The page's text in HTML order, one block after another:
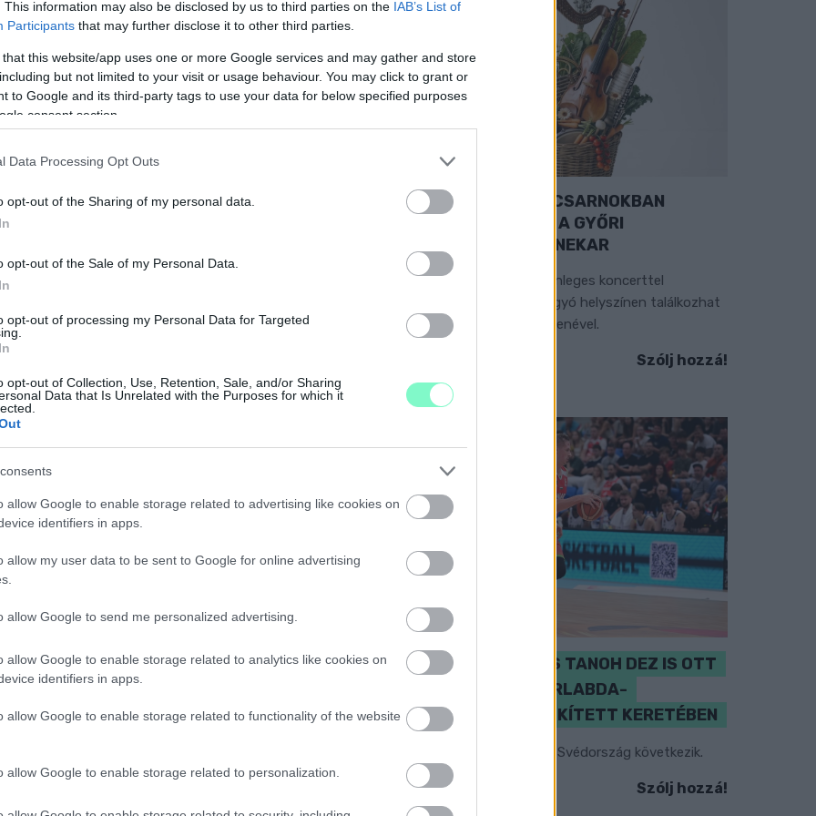
This information may also be disclosed by us to third parties on the IAB’s List of
Participants that may further disclose it to other third parties.
that this website/app uses one or more Google services and may gather and store
but not limited to your visit or usage behaviour. You may click to grant or
to Google and its third-party tags to use your data for below specified purposes
consent section.
Data Processing Opt Outs
opt-out of the Sharing of my personal data.
opt-out of the Sale of my Personal Data.
opt-out of processing my Personal Data for Targeted
opt-out of Collection, Use, Retention, Sale, and/or Sharing
Data that Is Unrelated with the Purposes for which it
allow Google to enable storage related to advertising like cookies on
identifiers in apps.
allow my user data to be sent to Google for online advertising
allow Google to send me personalized advertising.
allow Google to enable storage related to analytics like cookies on
identifiers in apps.
allow Google to enable storage related to functionality of the website
allow Google to enable storage related to personalization.
amit én elképzelek.
a gazdasági és politikai súlya miatt,
bíró kulturális és sportélete, pezsgő
is kemény feladat. Mit gondol, a bulvár
építeni az új munkájába? A
felrázni, frissíteni a Győr Pluszt?
hogy nem pejoratív értelemben kérdezte.
sártól, ami az elmúlt évtizedekben
Sándor terminusát szoktam használni: ez egy
mint tömeg műfaj, kitűnő iskola, és aki ott
EXTRA: A VÁSÁRCSARNOKBAN
NYITJA ÚJ ÉVADÁT A GYŐRI
FILHARMONIKUS ZENEKAR
A „Zenélő piac” című különleges koncerttel
szeptember 7-én rendhagyó helyszínen találkozhat
a közönség a klasszikus zenével.
Szólj hozzá!
PERL, VÁRADI ÉS TANOH DEZ IS OTT
VAN A FÉRFI KOSÁRLABDA-
VÁLOGATOTT SZŰKÍTETT KERETÉBEN
Észtország, Szlovénia és Svédország következik.
Szólj hozzá!